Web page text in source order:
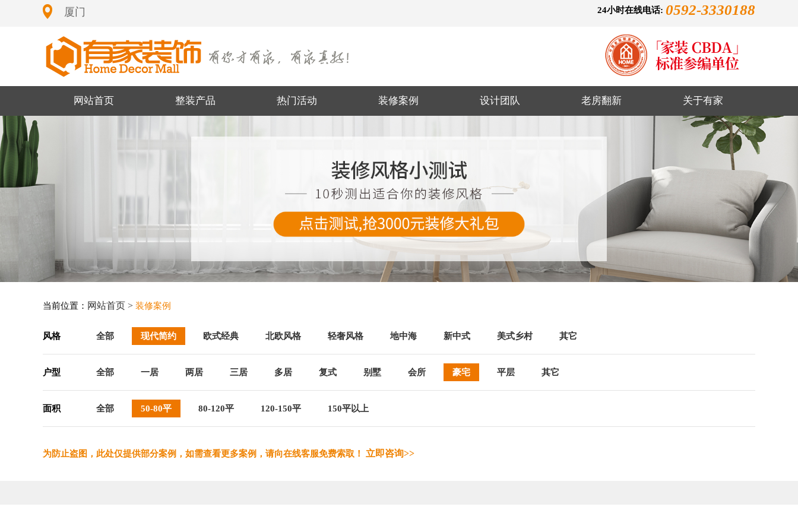
厦门 24小时在线电话: 0592-3330188
网站首页 整装产品 热门活动 装修案例 设计团队 老房翻新 关于有家
当前位置： 网站首页 > 装修案例
风格 全部 现代简约 欧式经典 北欧风格 轻奢风格 地中海 新中式 美式乡村 其它
户型 全部 一居 两居 三居 多居 复式 别墅 会所 豪宅 平层 其它
面积 全部 50-80平 80-120平 120-150平 150平以上
为防止盗图，此处仅提供部分案例，如需查看更多案例，请向在线客服免费索取！ 立即咨询>>